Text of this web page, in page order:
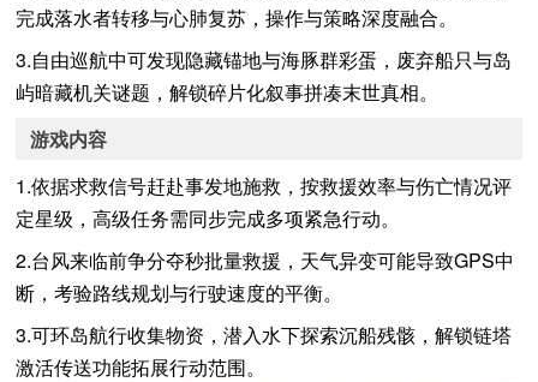
完成落水者转移与心肺复苏，操作与策略深度融合。
3.自由巡航中可发现隐藏锚地与海豚群彩蛋，废弃船只与岛
屿暗藏机关谜题，解锁碎片化叙事拼凑末世真相。
游戏内容
1.依据求救信号赶赴事发地施救，按救援效率与伤亡情况评
定星级，高级任务需同步完成多项紧急行动。
2.台风来临前争分夺秒批量救援，天气异变可能导致GPS中
断，考验路线规划与行驶速度的平衡。
3.可环岛航行收集物资，潜入水下探索沉船残骸，解锁链塔
激活传送功能拓展行动范围。